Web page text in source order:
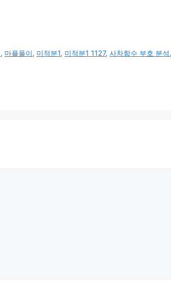
, 마플풀이, 미적분1, 미적분1 1127,사차함수 부호 분석,